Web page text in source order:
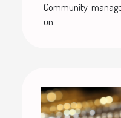
Community
un...